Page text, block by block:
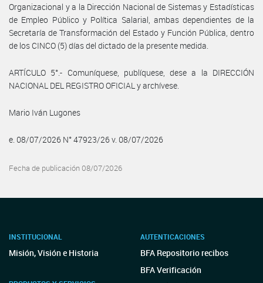
Organizacional y a la Dirección Nacional de Sistemas y Estadísticas
de Empleo Público y Política Salarial, ambas dependientes de la
Secretaría de Transformación del Estado y Función Pública, dentro
de los CINCO (5) días del dictado de la presente medida.
ARTÍCULO 5°.- Comuníquese, publíquese, dese a la DIRECCIÓN
NACIONAL DEL REGISTRO OFICIAL y archívese.
Mario Iván Lugones
e. 08/07/2026 N° 47923/26 v. 08/07/2026
Fecha de publicación 08/07/2026
INSTITUCIONAL
Misión, Visión e Historia
AUTENTICACIONES
BFA Repositorio recibos
BFA Verificación